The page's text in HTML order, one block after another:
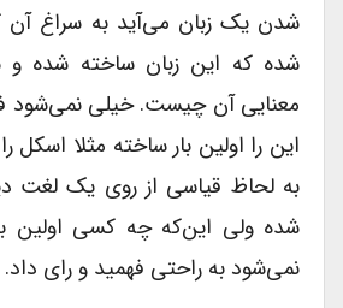
شدن یک زبان می‌آید به سراغ آن
شده که این زبان ساخته شده و
معنایی آن چیست. خیلی نمی‌شود
این را اولین بار ساخته مثلا اسکل
به لحاظ قیاسی از روی یک لغت
شده ولی این‌که چه کسی اولین بار
نمی‌شود به راحتی فهمید و رای داد.